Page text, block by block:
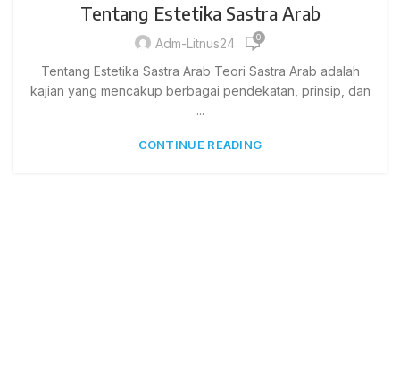
Tentang Estetika Sastra Arab
Adm-Litnus24 0
Tentang Estetika Sastra Arab Teori Sastra Arab adalah
kajian yang mencakup berbagai pendekatan, prinsip, dan
...
CONTINUE READING